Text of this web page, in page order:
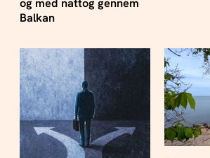
og med nattog gennem
Balkan